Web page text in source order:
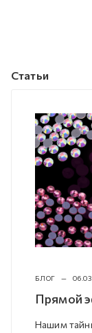
Статьи
БЛОГ —
Прямой
Нашим